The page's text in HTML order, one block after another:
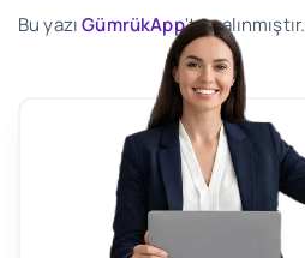
Bu yazıGümrükApp'ten alınmıştır.